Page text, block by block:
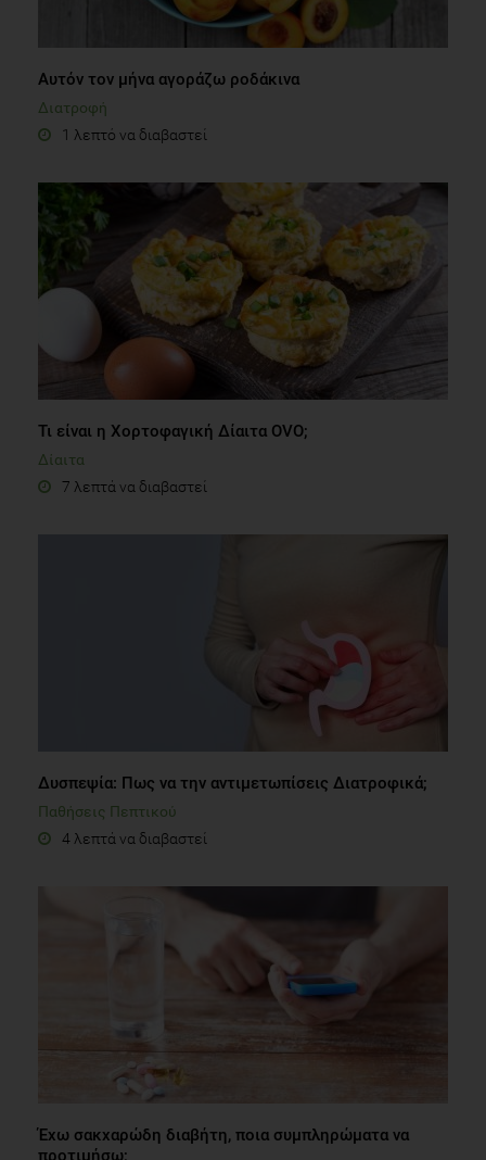
Αυτόν τον μήνα αγοράζω ροδάκινα
Διατροφή
1 λεπτό να διαβαστεί
Τι είναι η Χορτοφαγική Δίαιτα OVO;
Δίαιτα
7 λεπτά να διαβαστεί
Δυσπεψία: Πως να την αντιμετωπίσεις Διατροφικά;
Παθήσεις Πεπτικού
4 λεπτά να διαβαστεί
Έχω σακχαρώδη διαβήτη, ποια συμπληρώματα να
προτιμήσω;